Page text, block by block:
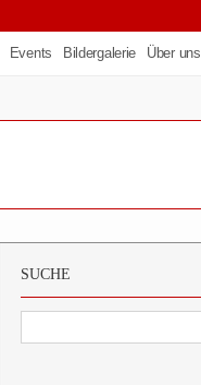
Events Bildergalerie Über uns
SUCHE